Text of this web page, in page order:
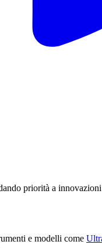
priorità a
e modelli come